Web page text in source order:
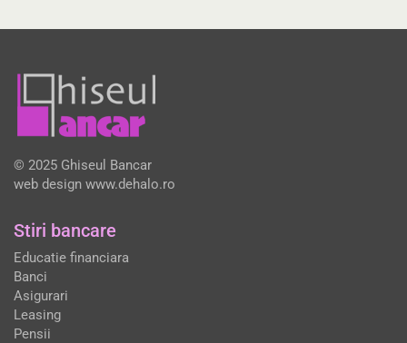
© 2025 Ghiseul Bancar
web design www.dehalo.ro
Stiri bancare
Educatie financiara
Banci
Asigurari
Leasing
Pensii